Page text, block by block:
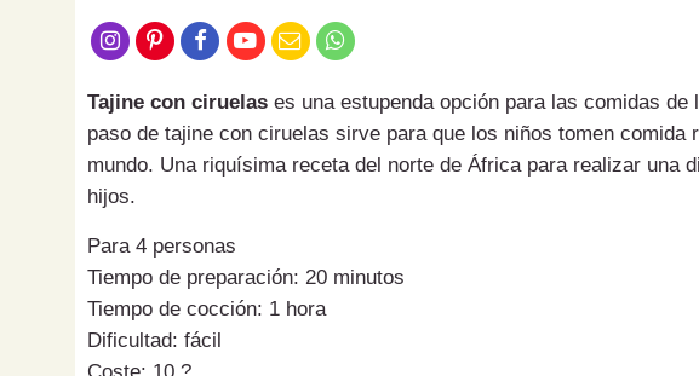
Tajine con ciruelas es una estupenda opción para las comidas de
paso de tajine con ciruelas sirve para que los niños tomen comida
mundo. Una riquísima receta del norte de África para realizar una
hijos.
Para 4 personas
Tiempo de preparación: 20 minutos
Tiempo de cocción: 1 hora
Dificultad: fácil